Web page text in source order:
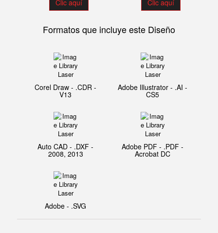
Clic aquí Clic aquí
Formatos que incluye este Diseño
Corel Draw - .CDR -
V13
Adobe Illustrator - .AI -
CS5
Auto CAD - .DXF -
2008, 2013
Adobe PDF - .PDF -
Acrobat DC
Adobe - .SVG